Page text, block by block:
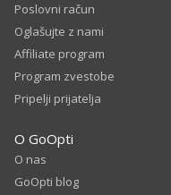
Poslovni račun
Oglašujte z nami
Affiliate program
Program zvestobe
Pripelji prijatelja
O GoOpti
O nas
GoOpti blog